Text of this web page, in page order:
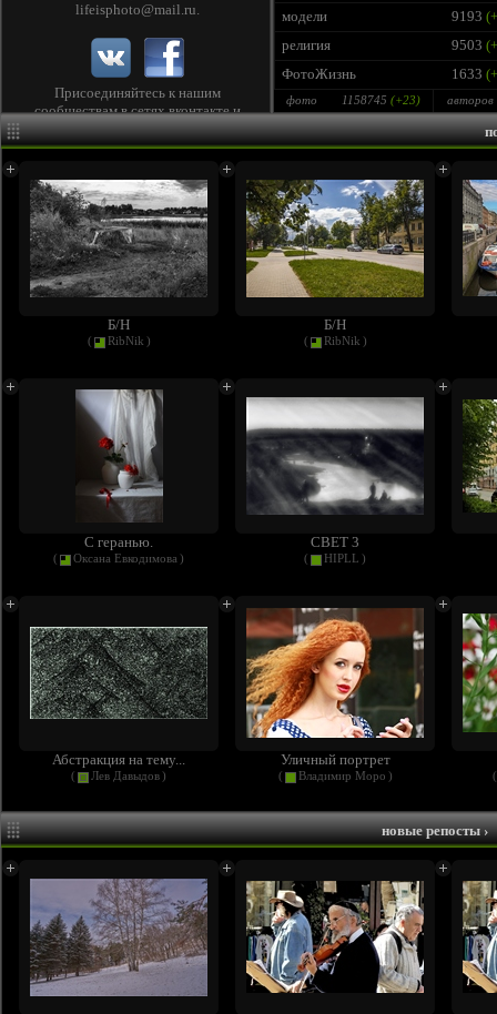
lifeisphoto@mail.ru.
Присоединяйтесь к нашим
сообществам в сетяхвконтактеи
facebook, чтобы следить за лентой
лучших фото и быть в курсе новых
модели
9193
религия
9503
ФотоЖизнь
1633
фото 1158745 (+23) авторов
Б/Н
( RibNik )
Б/Н
( RibNik )
С геранью.
( Оксана Евкодимова )
СВЕТ 3
( HIPLL )
Абстракция на тему...
( Лев Давыдов)
Уличный портрет
( Владимир Моро ) (
новые репосты›